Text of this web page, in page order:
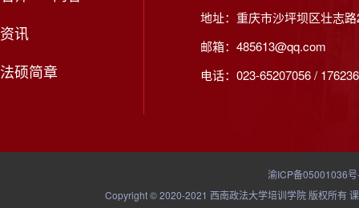
资讯
法硕简章
地址：重庆市沙坪坝区壮志
邮箱：485613@qq.com
电话：023-65207056 /
渝ICP备05001036
Copyright © 2020-2021 西南政法大学培训学院 版权所有